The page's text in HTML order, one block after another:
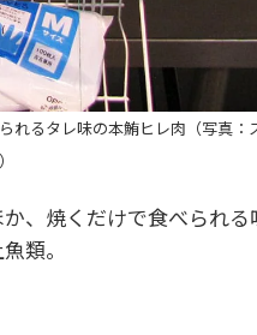
れるタレ味の本鮪ヒレ肉（写真：
、焼くだけで食べられる
類。